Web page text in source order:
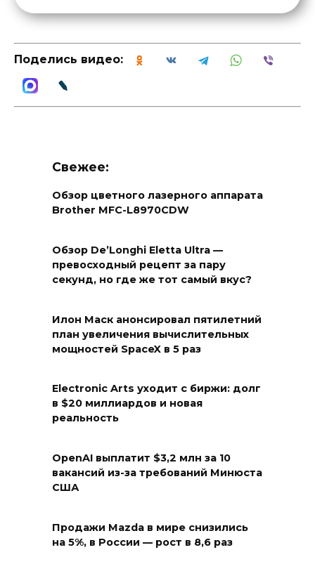
Поделись видео:
Свежее:
Обзор цветного лазерного аппарата
Brother MFC-L8970CDW
Обзор De’Longhi Eletta Ultra —
превосходный рецепт за пару
секунд, но где же тот самый вкус?
Илон Маск анонсировал пятилетний
план увеличения вычислительных
мощностей SpaceX в 5 раз
Electronic Arts уходит с биржи: долг
в $20 миллиардов и новая
реальность
OpenAI выплатит $3,2 млн за 10
вакансий из-за требований Минюста
США
Продажи Mazda в мире снизились
на 5%, в России — рост в 8,6 раз